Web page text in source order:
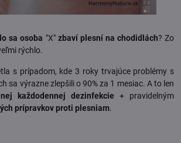
sa osoba "X" zbaví plesní na chodidlách? Zo
rýchlo.
s prípadom, kde 3 roky trvajúce problémy s
sa výrazne zlepšili o 90% za 1 mesiac. A to len
každodennej dezinfekcie + pravidelným
prípravkov proti plesniam.